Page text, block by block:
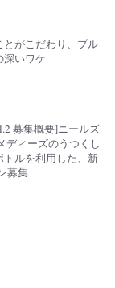
とがこだわり、ブル
深いワケ
募集概要]ニールズ
ディーズのうつくし
トルを利用した、新
募集